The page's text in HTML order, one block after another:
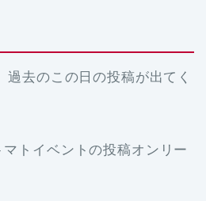
過去のこの日の投稿が出てく
トイベントの投稿オンリー